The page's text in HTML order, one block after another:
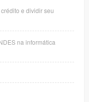
e dividir seu
na informática